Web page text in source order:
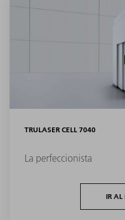
TRULASER CELL 7040
La perfeccionista
IR AL